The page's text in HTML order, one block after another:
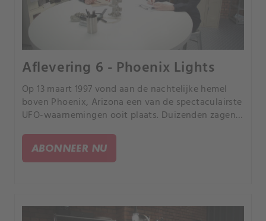
Aflevering 6 - Phoenix Lights
Op 13 maart 1997 vond aan de nachtelijke hemel
boven Phoenix, Arizona een van de spectaculairste
UFO-waarnemingen ooit plaats. Duizenden zagen
ABONNEER NU